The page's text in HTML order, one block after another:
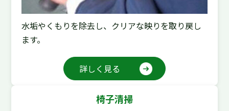
水垢やくもりを除去し、クリアな映りを取り戻し
ます。
詳しく見る
椅子清掃